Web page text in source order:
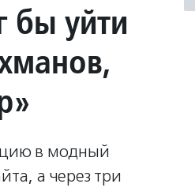
бы уйти
в модный
а через три